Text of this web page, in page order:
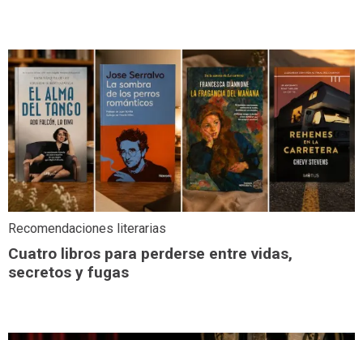
Recomendaciones literarias
Cuatro libros para perderse entre vidas,
secretos y fugas